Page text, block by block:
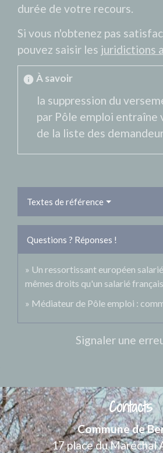
durée de votre recours.
Si vous n'obtenez pas
pouvez saisir les juridictions
info À savoir
la suppression du
par Pôle emploi
de la liste des
Textes de référence
Questions ? Réponses !
Un ressortissant européen
mêmes droits qu'un salarié
Médiateur de Pôle emploi :
Signaler une
Contacts
Commune de
17 place du Maréchal